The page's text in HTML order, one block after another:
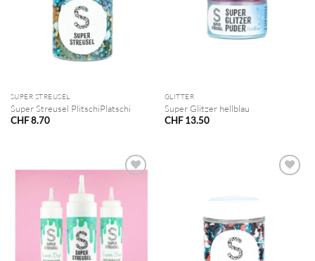
SUPER STREUSEL
Super Streusel PlitschiPlatschi
CHF8.70
GLITTER
Super Glitzer hellblau
CHF13.50